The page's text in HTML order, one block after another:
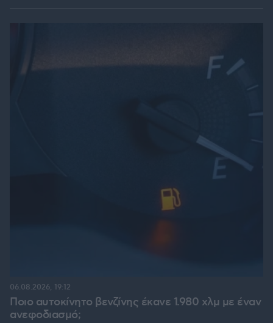
Ποιο αυτοκίνητο βενζίνης έκανε 1.980 χλμ με έναν
ανεφοδιασμό;
06.08.2026, 19:12